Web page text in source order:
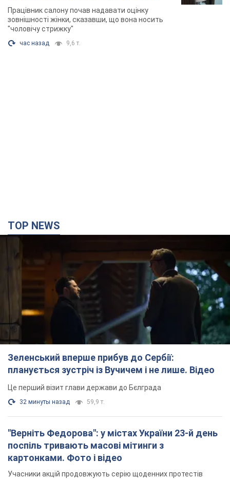
розгорівся скандал. Фото
Працівник салону почав надавати оцінку
зовнішності жінки, сказавши, що вона носить
"чоловічу стрижку"
час назад 9,6 т.
TOP NEWS
Зеленський вперше прибув до Сербії:
планується зустріч із Вучичем і не лише. Відео
Це перший візит глави держави до Бєлграда
32 минуты назад 59,9 т.
"Верніть Федорова": у містах України 23-й день
поспіль тривають масові мітинги з
картонками. Фото і відео
Учасники акцій продовжують серію щоденних протестів